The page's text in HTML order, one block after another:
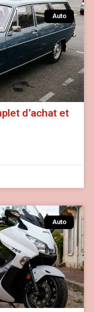
Auto
d’achat et
Auto